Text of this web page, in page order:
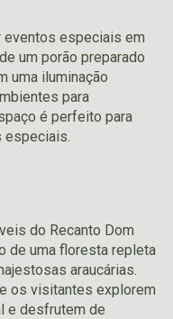
eventos especiais em
um porão preparado
uma iluminação
para
é perfeito para
especiais.
do Recanto Dom
de uma floresta repleta
araucárias.
os visitantes explorem
e desfrutem de